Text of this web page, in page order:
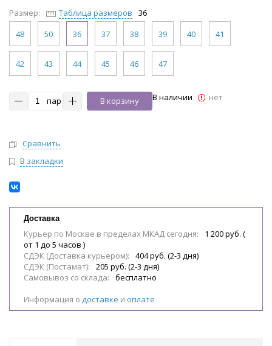
Размер: Таблица размеров
36
48
50 36 37 38 39 40 41
42 43 44 45 46 47
пар В корзину В наличии нет
Сравнить
В закладки
Доставка
Курьер по Москве в пределах МКАД сегодня:
1 200 руб. (
от 1 до 5 часов )
СДЭК (Доставка курьером):
404 руб. (2-3 дня)
СДЭК (Постамат):
205 руб. (2-3 дня)
Самовывоз со склада:
бесплатно
Информация о доставке и оплате